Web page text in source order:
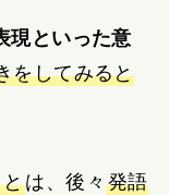
現といった意
をしてみると
は、後々 発語